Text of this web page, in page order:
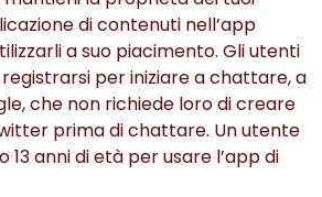
di contenuti nell’app
a suo piacimento. Gli utenti
registrarsi per iniziare a chattare, a
che non richiede loro di creare
prima di chattare. Un utente
anni di età per usare l’app di